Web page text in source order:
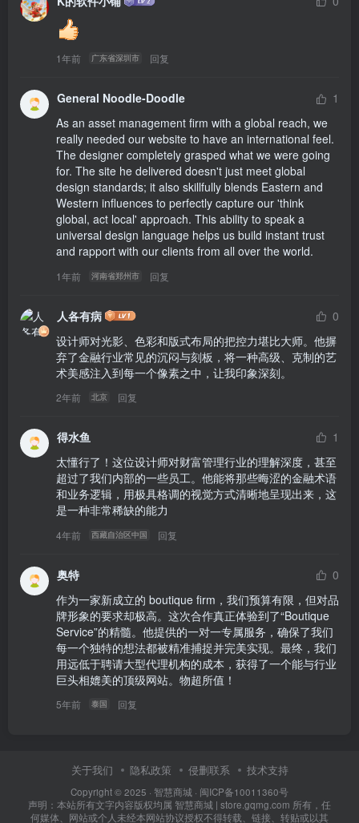
1年前 广东省深圳市 回复
General Noodle-Doodle
1
As an asset management firm with a global reach, we
really needed our website to have an international feel.
The designer completely grasped what we were going
for. The site he delivered doesn't just meet global
design standards; it also skillfully blends Eastern and
Western influences to perfectly capture our 'think
global, act local' approach. This ability to speak a
universal design language helps us build instant trust
and rapport with our clients from all over the world.
1年前 河南省郑州市 回复
人各有病
0
设计师对光影、色彩和版式布局的把控力堪比大师。他摒
弃了金融行业常见的沉闷与刻板，将一种高级、克制的艺
术美感注入到每一个像素之中，让我印象深刻。
2年前 北京 回复
得水鱼
1
太懂行了！这位设计师对财富管理行业的理解深度，甚至
超过了我们内部的一些员工。他能将那些晦涩的金融术语
和业务逻辑，用极具格调的视觉方式清晰地呈现出来，这
是一种非常稀缺的能力
4年前 西藏自治区中国 回复
奥特
0
作为一家新成立的 boutique firm，我们预算有限，但对品
牌形象的要求却极高。这次合作真正体验到了“Boutique
Service”的精髓。他提供的一对一专属服务，确保了我们
每一个独特的想法都被精准捕捉并完美实现。最终，我们
用远低于聘请大型代理机构的成本，获得了一个能与行业
巨头相媲美的顶级网站。物超所值！
5年前 泰国 回复
关于我们 隐私政策 侵删联系 技术支持
Copyright © 2025 · 智慧商城 · 闽ICP备10011360号
声明：本站所有文字内容版权均属 智慧商城 | store.gqmg.com 所有，任
何媒体、网站或个人未经本网站协议授权不得转载、链接、转贴或以其